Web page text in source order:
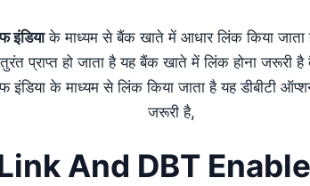
इंडियाके माध्यम से बैंक खाते में आधार लिंक किया
प्राप्त हो जाता है यह बैंक खाते में लिंक होना जरूरी
के माध्यम से लिंक किया जाता है यह डीबीटी
जरूरी है,
And DBT